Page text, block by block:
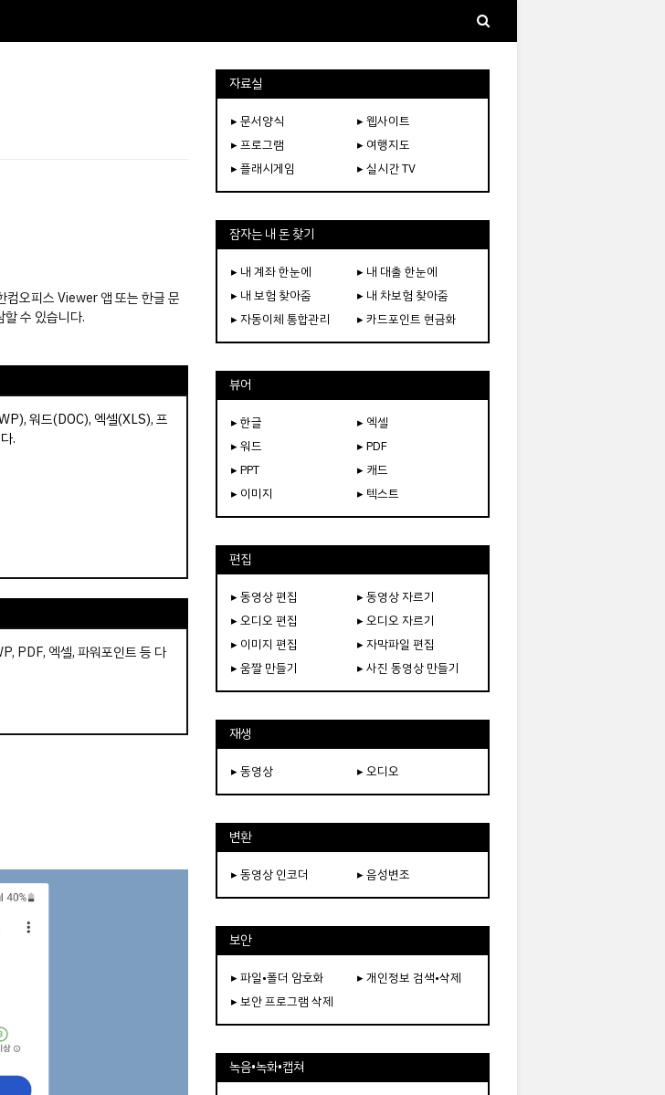
오피스 Viewer 앱 또는 한글 문
수 있습니다.
워드(DOC), 엑셀(XLS), 프
.
PDF, 엑셀, 파워포인트 등 다
자료실
▸ 문서양식
▸ 웹사이트
▸ 프로그램
▸ 여행지도
▸ 플래시게임
▸ 실시간 TV
잠자는 내 돈 찾기
▸ 내 계좌 한눈에
▸ 내 대출 한눈에
▸ 내 보험 찾아줌
▸ 내 차보험 찾아줌
▸ 자동이체 통합관리
▸ 카드포인트 현금화
뷰어
▸ 한글
▸ 엑셀
▸ 워드
▸ PDF
▸ PPT
▸ 캐드
▸ 이미지
▸ 텍스트
편집
▸ 동영상 편집
▸ 동영상 자르기
▸ 오디오 편집
▸ 오디오 자르기
▸ 이미지 편집
▸ 자막파일 편집
▸ 움짤 만들기
▸ 사진 동영상 만들기
재생
▸ 동영상 ▸ 오디오
변환
▸ 동영상 인코더 ▸ 음성변조
보안
▸ 파일•폴더 암호화
▸ 개인정보 검색•삭제
▸ 보안 프로그램 삭제
녹음•녹화•캡쳐